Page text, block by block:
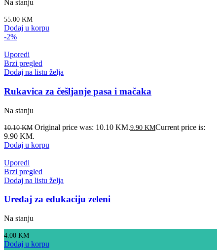
Na stanju
55.00 KM
Dodaj u korpu
-2%
Uporedi
Brzi pregled
Dodaj na listu želja
Rukavica za češljanje pasa i mačaka
Na stanju
10.10KM Original price was: 10.10 KM.9.90 KMCurrent price is:
9.90 KM.
Dodaj u korpu
Uporedi
Brzi pregled
Dodaj na listu želja
Uređaj za edukaciju zeleni
Na stanju
4.00 KM
Dodaj u korpu